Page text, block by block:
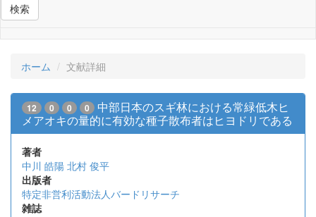
検索
ホーム 文献詳細
12 0 0 0
中部日本のスギ林における常緑低木ヒ
メアオキの量的に有効な種子散布者はヒヨドリである
著者
中川 皓陽 北村 俊平
出版者
特定非営利活動法人バードリサーチ
雑誌